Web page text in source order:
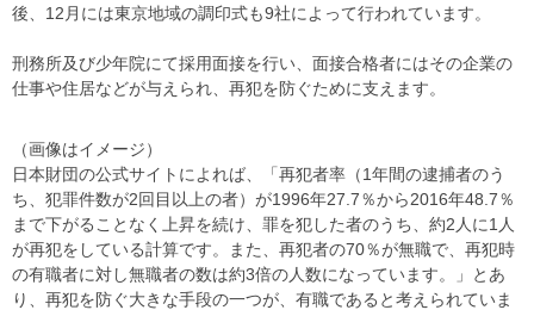
後、12月には東京地域の調印式も9社によって行われています。
刑務所及び少年院にて採用面接を行い、面接合格者にはその企業の
仕事や住居などが与えられ、再犯を防ぐために支えます。
（画像はイメージ）
日本財団の公式サイトによれば、「再犯者率（1年間の逮捕者のう
ち、犯罪件数が2回目以上の者）が1996年27.7％から2016年48.7％
まで下がることなく上昇を続け、罪を犯した者のうち、約2人に1人
が再犯をしている計算です。また、再犯者の70％が無職で、再犯時
の有職者に対し無職者の数は約3倍の人数になっています。」とあ
り、再犯を防ぐ大きな手段の一つが、有職であると考えられていま